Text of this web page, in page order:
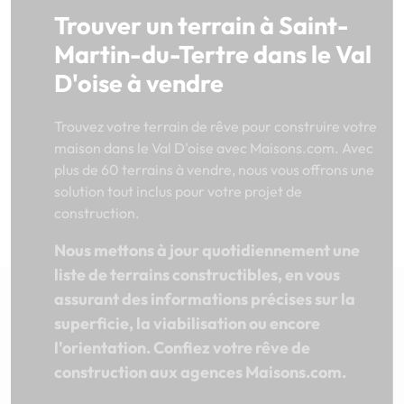
Trouver un terrain à Saint-
Martin-du-Tertre dans le Val
D'oise à vendre
Trouvez votre terrain de rêve pour construire votre
maison dans le Val D'oise avec Maisons.com. Avec
plus de 60 terrains à vendre, nous vous offrons une
solution tout inclus pour votre projet de
construction.
Nous mettons à jour quotidiennement une
liste de terrains constructibles, en vous
assurant des informations précises sur la
superficie, la viabilisation ou encore
l'orientation. Confiez votre rêve de
construction aux agences Maisons.com.